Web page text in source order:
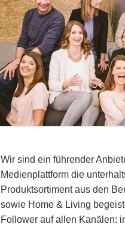
Wir sind ein führender
Medienplattform die
Produktsortiment aus den
sowie Home & Living
Follower auf allen Kanälen: